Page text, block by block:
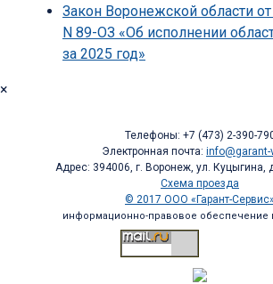
Закон Воронежской области
N 89-ОЗ «Об исполнении
за 2025 год»
×
Телефоны: +7 (473) 2-390-
Электронная почта: info@garant-
Адрес: 394006, г. Воронеж, ул. Куцыгина,
Схема проезда
© 2017 ООО «Гарант-Сервис»
информационно-правовое обеспечение